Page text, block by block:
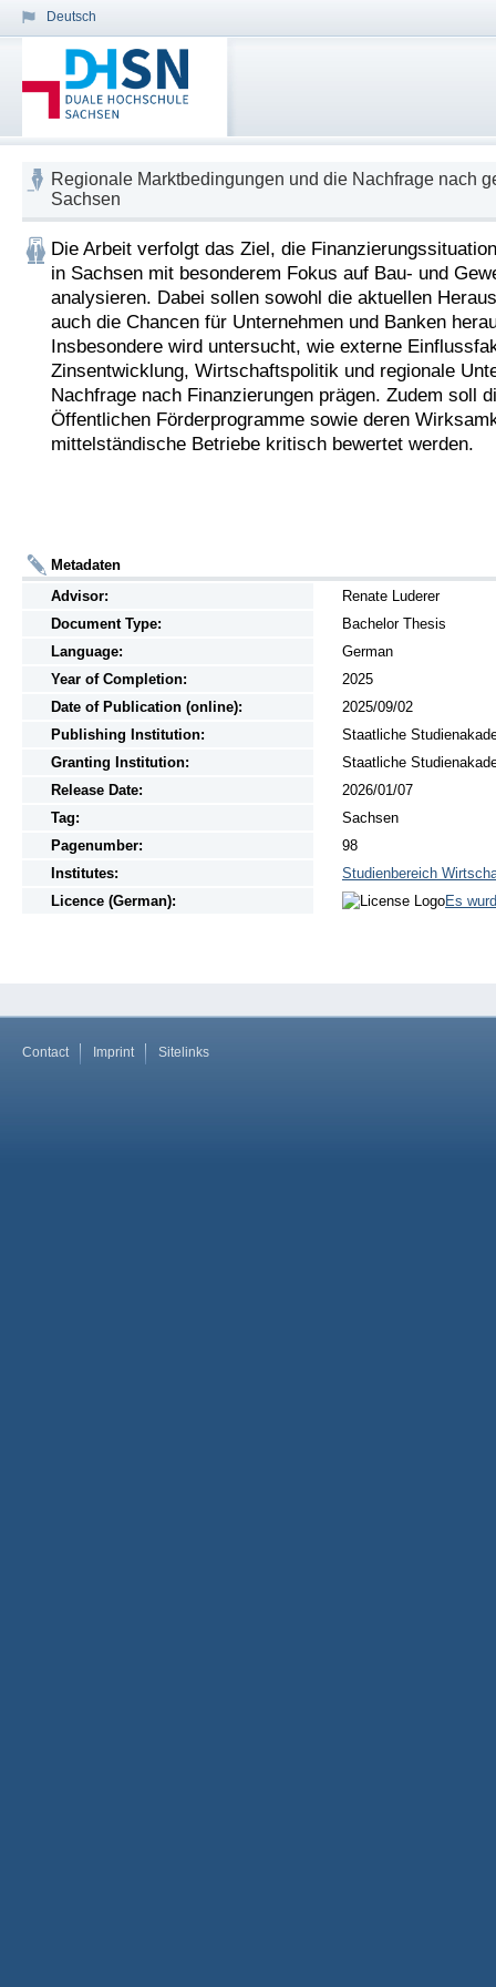
Deutsch
Regionale Marktbedingungen und die Nachfrage nach
Sachsen
Die Arbeit verfolgt das Ziel, die
in Sachsen mit besonderem Fokus auf Bau- und
analysieren. Dabei sollen sowohl die aktuellen
auch die Chancen für Unternehmen und Banken
Insbesondere wird untersucht, wie externe
Zinsentwicklung, Wirtschaftspolitik und regionale
Nachfrage nach Finanzierungen prägen. Zudem soll
Öffentlichen Förderprogramme sowie deren
Metadaten
Advisor:
Renate Luderer
Document Type:
Bachelor Thesis
Language:
German
Year of Completion:
2025
Date of Publication (online):
2025/09/02
Publishing Institution:
Staatliche
Granting Institution:
Staatliche
Release Date:
2026/01/07
Tag:
Sachsen
Pagenumber:
98
Institutes:
Studienbereich
Licence (German):
Es
Contact Imprint Sitelinks